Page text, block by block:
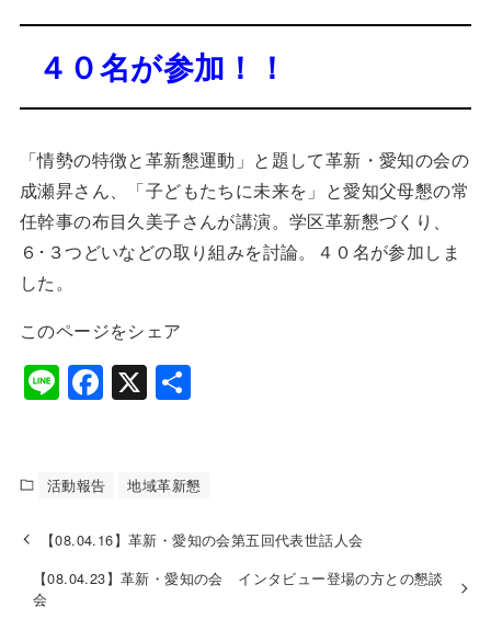
４０名が参加！！
「情勢の特徴と革新懇運動」と題して革新・愛知の会の
成瀬昇さん、「子どもたちに未来を」と愛知父母懇の常
任幹事の布目久美子さんが講演。学区革新懇づくり、
６･３つどいなどの取り組みを討論。４０名が参加しま
した。
このページをシェア
Li
n
F
a
e
b
o
o
X 共
活動報告 地域革新懇
【08.04.16】革新・愛知の会第五回代表世話人会
【08.04.23】革新・愛知の会 インタビュー登場の方との懇談
会